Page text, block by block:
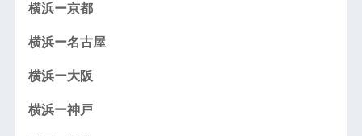
横浜ー京都
横浜ー名古屋
横浜ー大阪
横浜ー神戸